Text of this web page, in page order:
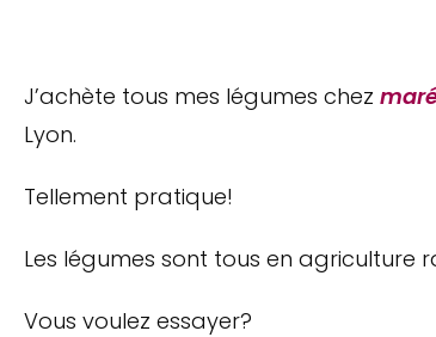
J’achète tous mes légumes chez
Lyon.
Tellement pratique!
Les légumes sont tous en agriculture
Vous voulez essayer?